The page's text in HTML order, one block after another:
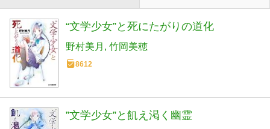
“文学少女”と死にたがりの道化
野村美月 竹岡美穂
8612
”文学少女”と飢え渇く幽霊